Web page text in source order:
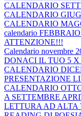
CALENDARIO
CALENDARIO
CALENDARIO
calendario
ATTENZIONE!!!
Calendario novembre
DONACI IL TUO 5 X
CALENDARIO
PRESENTAZIONE
CALENDARIO
A SETTEMBRE
LETTURA AD ALTA